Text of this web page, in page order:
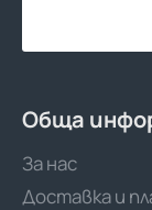
Обща
За нас
Доставка и